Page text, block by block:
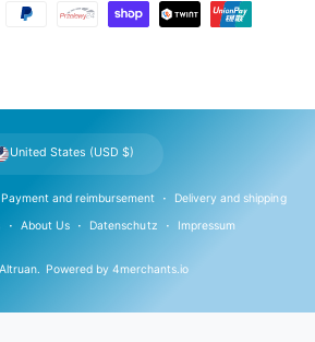
Altruan. Powered by 4merchants.io
Payment and reimbursement Delivery and shipping
About Us Datenschutz Impressum
United States (USD $)